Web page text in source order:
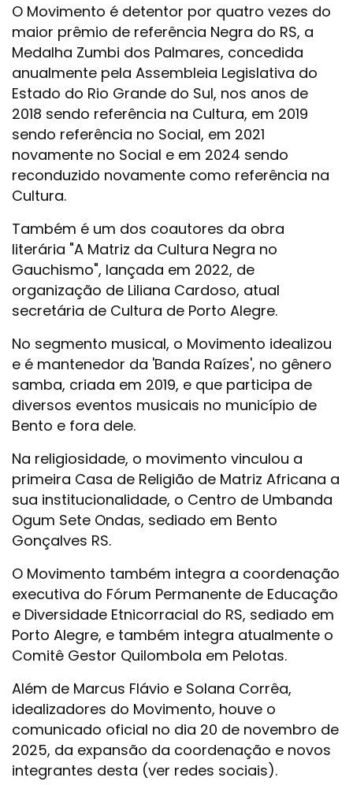
O Movimento é detentor por quatro vezes do
maior prêmio de referência Negra do RS, a
Medalha Zumbi dos Palmares, concedida
anualmente pela Assembleia Legislativa do
Estado do Rio Grande do Sul, nos anos de
2018 sendo referência na Cultura, em 2019
sendo referência no Social, em 2021
novamente no Social e em 2024 sendo
reconduzido novamente como referência na
Cultura.
Também é um dos coautores da obra
literária "A Matriz da Cultura Negra no
Gauchismo", lançada em 2022, de
organização de Liliana Cardoso, atual
secretária de Cultura de Porto Alegre.
No segmento musical, o Movimento idealizou
e é mantenedor da 'Banda Raízes', no gênero
samba, criada em 2019, e que participa de
diversos eventos musicais no município de
Bento e fora dele.
Na religiosidade, o movimento vinculou a
primeira Casa de Religião de Matriz Africana a
sua institucionalidade, o Centro de Umbanda
Ogum Sete Ondas, sediado em Bento
Gonçalves RS.
O Movimento também integra a coordenação
executiva do Fórum Permanente de Educação
e Diversidade Etnicorracial do RS, sediado em
Porto Alegre, e também integra atualmente o
Comitê Gestor Quilombola em Pelotas.
Além de Marcus Flávio e Solana Corrêa,
idealizadores do Movimento, houve o
comunicado oficial no dia 20 de novembro de
2025, da expansão da coordenação e novos
integrantes desta (ver redes sociais).